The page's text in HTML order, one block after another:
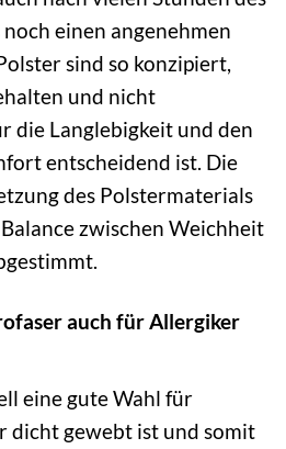
einen angenehmen
sind so konzipiert,
und nicht
die Langlebigkeit und den
entscheidend ist. Die
des Polstermaterials
zwischen Weichheit
auch für Allergiker
eine gute Wahl für
dicht gewebt ist und somit